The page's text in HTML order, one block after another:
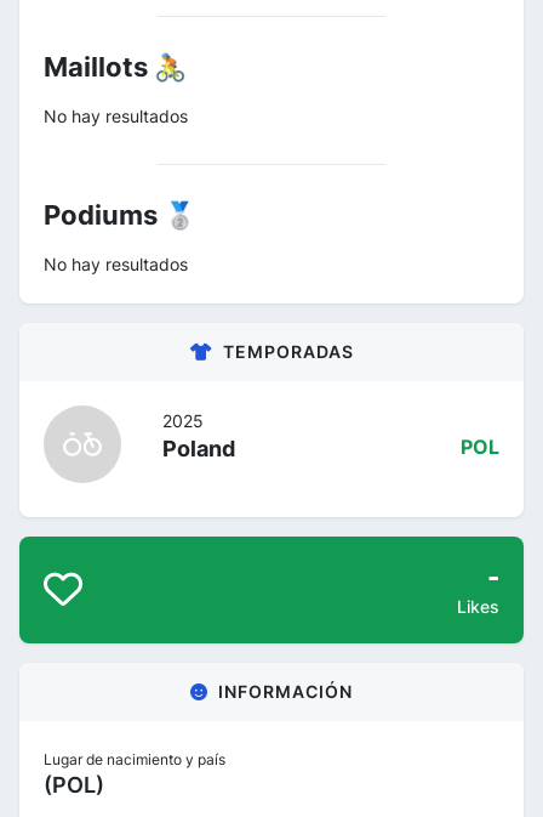
Maillots 🚴
No hay resultados
Podiums 🥈
No hay resultados
TEMPORADAS
2025
Poland POL
-
Likes
INFORMACIÓN
Lugar de nacimiento y país
(POL)